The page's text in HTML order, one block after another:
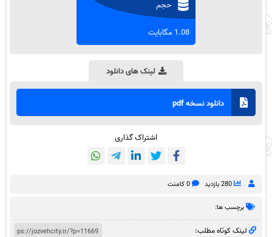
حجم
1.08 مگابایت
لینک های دانلود
دانلود نسخه pdf
اشتراک گذاری
280 بازدید 0 کامنت
برچسب ها:
لینک کوتاه مطلب: